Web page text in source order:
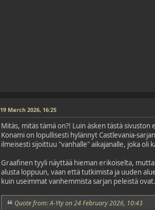
19 March 2026, 16:25
Mitäs, mitäs tämä on?! Luin äsken tästä
Konami on lopullisesti hylännyt Castlevania-
ilmeisesti sijoittuu "vanhalle" aikajanalle, joka oli
Graafinen tyyli näyttää hieman erikoiselta,
alusta loppuun, vaan että tutkimista ja uuden
kuin useimmat vanhemmista sarjan peleistä ovat.
Quote from: A-Yty on 24 February 2026, 10:43